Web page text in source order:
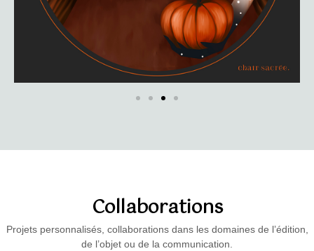
Collaborations
Projets personnalisés, collaborations dans les domaines de l’édition,
de l’objet ou de la communication.